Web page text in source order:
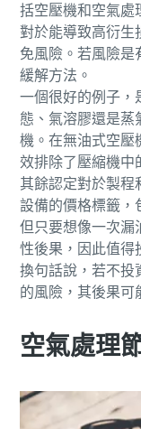
打造綠色高效
環保生產之碳減
深入瞭解
括空壓機和空氣處
對於能導致高衍生
免風險。若風險是
緩解方法。
一個很好的例子，
態、氣溶膠還是蒸
機。在無油式空壓
效排除了壓縮機中
其餘認定對於製程
設備的價格標籤，
但只要想像一次漏
性後果，因此值得
換句話說，若不投
的風險，其後果可
空氣處理